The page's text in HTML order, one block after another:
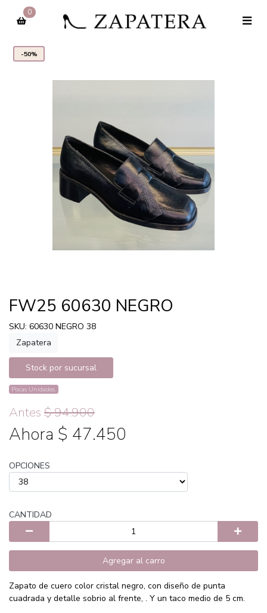
0
-50%
FW25 60630 NEGRO
SKU: 60630 NEGRO 38
Zapatera
Stock por sucursal
Pocas Unidades.
Antes $ 94.900
Ahora $ 47.450
OPCIONES
CANTIDAD
Agregar al carro
Zapato de cuero color cristal negro, con diseño de punta
cuadrada y detalle sobrio al frente, . Y un taco medio de 5 cm.